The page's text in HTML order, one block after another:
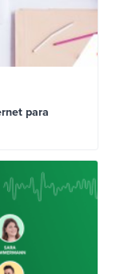
para